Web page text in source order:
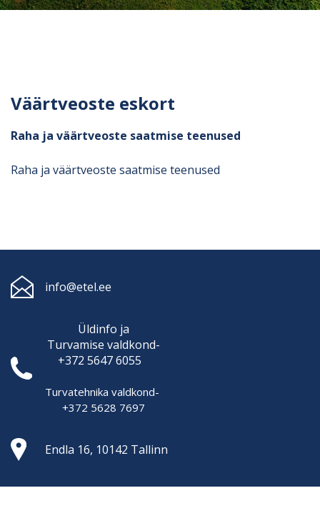
Väärtveoste eskort
Raha ja väärtveoste saatmise teenused
Raha ja väärtveoste saatmise teenused
info@etel.ee
Üldinfo ja
Turvamise valdkond-
+372 5647 6055
Turvatehnika valdkond-
+372 5628 7697
Endla 16, 10142 Tallinn